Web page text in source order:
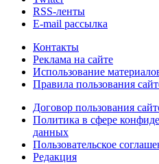
RSS-ленты
E-mail рассылка
Контакты
Реклама на сайте
Использование
Правила пользования
Договор пользования
Политика в сфере
данных
Пользовательское
Редакция